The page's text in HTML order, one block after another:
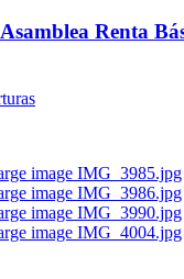
Renta